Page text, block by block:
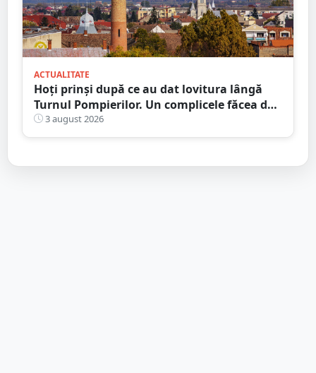
ACTUALITATE
Hoți prinși după ce au dat lovitura lângă
Turnul Pompierilor. Un complicele făcea de
pază
3 august 2026